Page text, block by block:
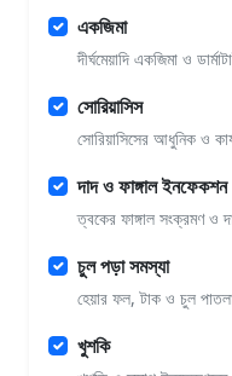
একজিমা
দীর্ঘমেয়াদি একজিমা ও
সোরিয়াসিস
সোরিয়াসিসের আধুনিক ও
দাদ ও ফাঙ্গাল ইনফেকশন
ত্বকের ফাঙ্গাল সংক্রমণ ও
চুল পড়া সমস্যা
হেয়ার ফল, টাক ও চুল
খুশকি